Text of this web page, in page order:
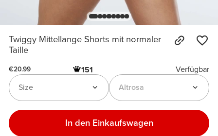
Twiggy Mittellange Shorts mit normaler
Taille
€20.99 151
Verfügbar
Altrosa
Size
In den Einkaufswagen